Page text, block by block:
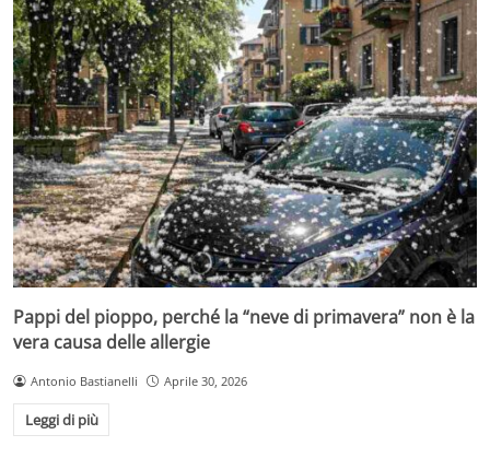
Pappi del pioppo, perché la “neve di primavera” non è la
vera causa delle allergie
Antonio Bastianelli Aprile 30, 2026
Leggi di più